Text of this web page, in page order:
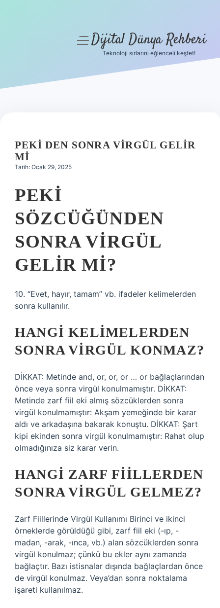
Hakkımızda
menüyüDijital Dünya Rehberi
Teknoloji sırlarını eğlenceli keşfet!
PEKI DEN SONRA VIRGÜL GELIR
MI
Tarih: Ocak 29, 2025
PEKI
SÖZCÜĞÜNDEN
SONRA VIRGÜL
GELIR MI?
10. “Evet, hayır, tamam” vb. ifadeler kelimelerden
sonra kullanılır.
HANGI KELIMELERDEN
SONRA VIRGÜL KONMAZ?
DİKKAT: Metinde and, or, or, or … or bağlaçlarından
önce veya sonra virgül konulmamıştır. DİKKAT:
Metinde zarf fiil eki almış sözcüklerden sonra
virgül konulmamıştır: Akşam yemeğinde bir karar
aldı ve arkadaşına bakarak konuştu. DİKKAT: Şart
kipi ekinden sonra virgül konulmamıştır: Rahat olup
olmadığınıza siz karar verin.
HANGI ZARF FIILLERDEN
SONRA VIRGÜL GELMEZ?
Zarf Fiillerinde Virgül Kullanımı Birinci ve ikinci
örneklerde görüldüğü gibi, zarf fiil eki (-ıp, -
madan, -arak, -ınca, vb.) alan sözcüklerden sonra
virgül konulmaz; çünkü bu ekler aynı zamanda
bağlaçtır. Bazı istisnalar dışında bağlaçlardan önce
de virgül konulmaz. Veya’dan sonra noktalama
işareti kullanılmaz.